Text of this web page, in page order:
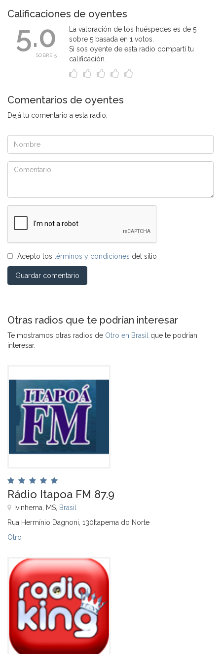
Calificaciones de oyentes
5.0
SOBRE 5
La valoración de los huéspedes es de 5
sobre 5 basada en 1 votos.
Si sos oyente de esta radio compartí tu
calificación.
Comentarios de oyentes
Dejá tu comentario a esta radio.
Acepto los términos y condiciones del sitio
Guardar comentario
Otras radios que te podrían interesar
Te mostramos otras radios de Otro en Brasil que te podrían
interesar.
Rádio Itapoa FM 87.9
Ivinhema, MS, Brasil
Rua Hermínio Dagnoni, 130Itapema do Norte
Otro